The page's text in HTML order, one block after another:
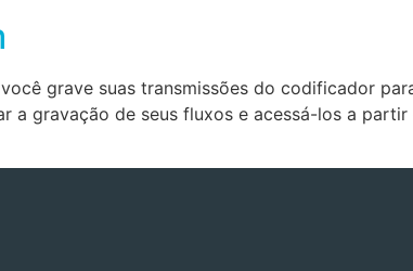
grave suas transmissões do codificador
gravação de seus fluxos e acessá-los a